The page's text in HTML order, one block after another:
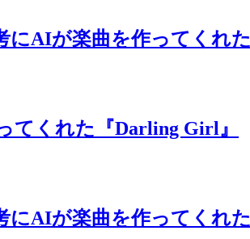
AIが楽曲を作ってくれた
てくれた『Darling Girl』
AIが楽曲を作ってくれた